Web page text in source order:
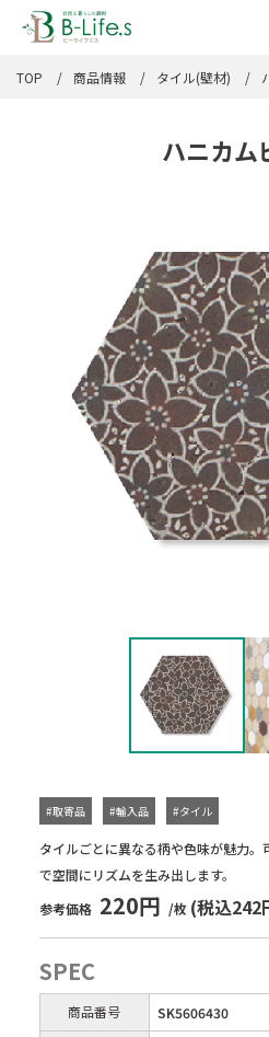
TOP 商品情報 タイル(壁材)
ハニカム
タイルごとに異なる柄や色味が魅力
で空間にリズムを生み出します。
#取寄品 #輸入品 #タイル
参考価格 220円 /枚 (税込242
SPEC
商品番号
SK5606430